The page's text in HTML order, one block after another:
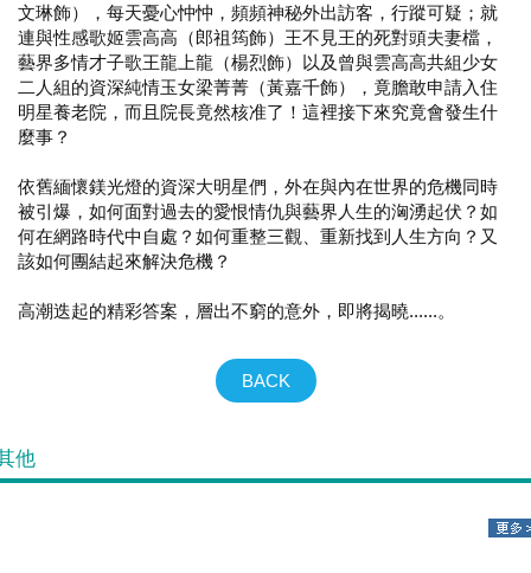
文琳飾），每天憂心忡忡，頻頻神秘外出訪客，行蹤可疑；就
連與性感歌姬雲高高（郎祖筠飾）王不見王的死對頭夫妻檔，
藝界多情才子歌王龍上龍（楊烈飾）以及曾與雲高高共組少女
二人組的資深純情玉女梁菁菁（黃嘉千飾），竟膽敢申請入住
明星養老院，而且院長竟然核准了！這裡接下來究竟會發生什
麼事？
依舊緬懷鎂光燈的資深大明星們，外在與內在世界的危機同時
被引爆，如何面對過去的愛恨情仇與藝界人生的洶湧起伏？如
何在網路時代中自處？如何重整三觀、重新找到人生方向？又
該如何團結起來解決危機？
高潮迭起的精彩答案，層出不窮的意外，即將揭曉......。
BACK
他